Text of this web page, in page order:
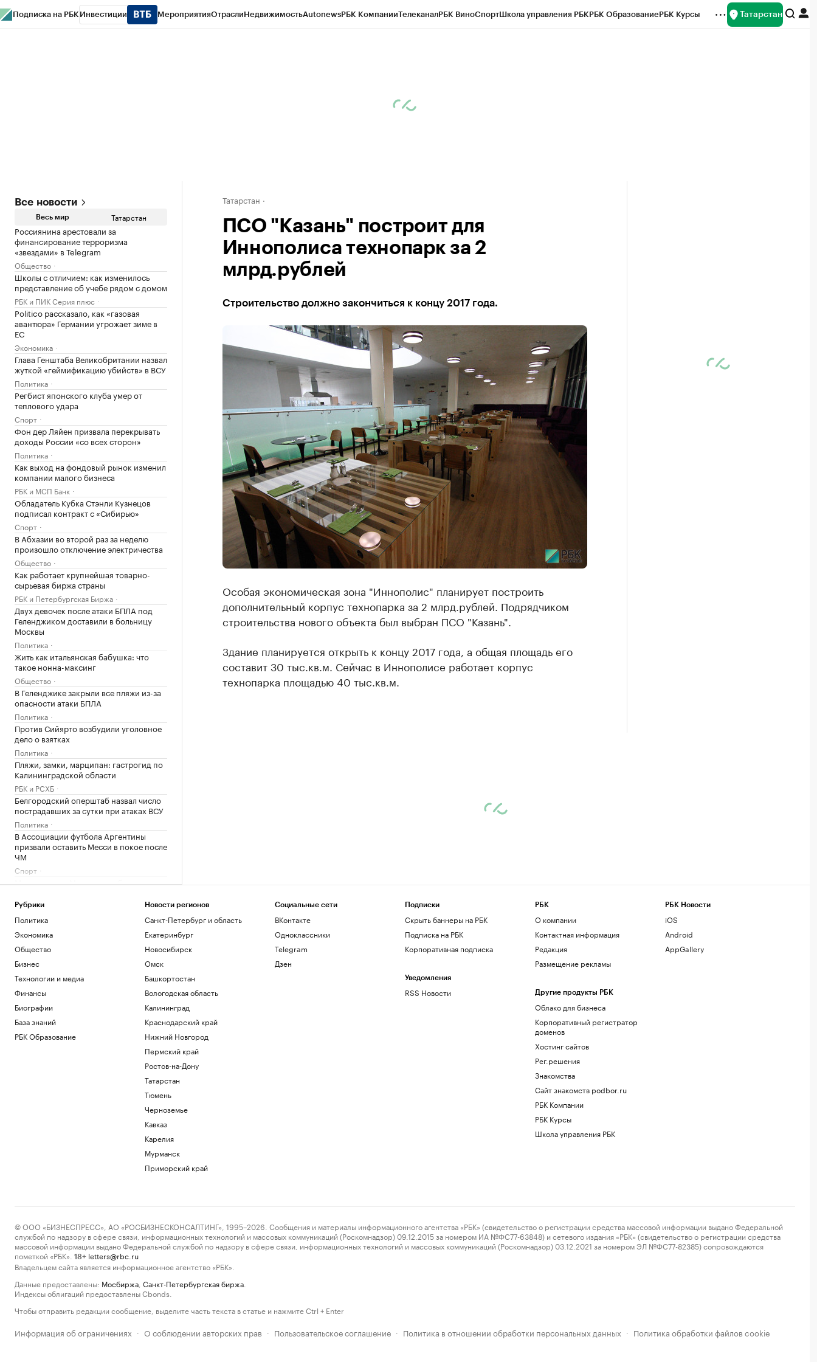
Подписка на РБК Инвестиции МероприятияОтраслиНедвижимостьAutonewsРБК КомпанииТелеканалРБК ВиноСпортШкола управления РБКРБК ОбразованиеРБК Курсы Татарстан
Все новости
Весь мир Татарстан
Россиянина арестовали за
финансирование терроризма
«звездами» в Telegram
Общество
Школы с отличием: как изменилось
представление об учебе рядом с домом
РБК и ПИК Серия плюс
Politico рассказало, как «газовая
авантюра» Германии угрожает зиме в
ЕС
Экономика
Глава Генштаба Великобритании назвал
жуткой «геймификацию убийств» в ВСУ
Политика
Регбист японского клуба умер от
теплового удара
Спорт
Фон дер Ляйен призвала перекрывать
доходы России «со всех сторон»
Политика
Как выход на фондовый рынок изменил
компании малого бизнеса
РБК и МСП Банк
Обладатель Кубка Стэнли Кузнецов
подписал контракт с «Сибирью»
Спорт
В Абхазии во второй раз за неделю
произошло отключение электричества
Общество
Как работает крупнейшая товарно-
сырьевая биржа страны
РБК и Петербургская Биржа
Двух девочек после атаки БПЛА под
Геленджиком доставили в больницу
Москвы
Политика
Жить как итальянская бабушка: что
такое нонна-максинг
Общество
В Геленджике закрыли все пляжи из-за
опасности атаки БПЛА
Политика
Против Сийярто возбудили уголовное
дело о взятках
Политика
Пляжи, замки, марципан: гастрогид по
Калининградской области
РБК и РСХБ
Белгородский оперштаб назвал число
пострадавших за сутки при атаках ВСУ
Политика
В Ассоциации футбола Аргентины
призвали оставить Месси в покое после
ЧМ
Спорт
Мяч, которым Марадона забил гол
Общество
В Красноярском крае начали поиски
Кан
Общество
Каким будет новый эпицентр деловой
активности на Ходынке
РБК и Stone
Татарстан
ПСО "Казань" построит для
Иннополиса технопарк за 2
млрд.рублей
Строительство должно закончиться к концу 2017 года.
Особая экономическая зона "Иннополис" планирует построить
дополнительный корпус технопарка за 2 млрд.рублей. Подрядчиком
строительства нового объекта был выбран ПСО "Казань".
Здание планируется открыть к концу 2017 года, а общая площадь его
составит 30 тыс.кв.м. Сейчас в Иннополисе работает корпус
технопарка площадью 40 тыс.кв.м.
Рубрики
Политика
Экономика
Общество
Бизнес
Технологии и медиа
Финансы
Биографии
База знаний
РБК Образование
Новости регионов
Санкт-Петербург и область
Екатеринбург
Новосибирск
Омск
Башкортостан
Вологодская область
Калининград
Краснодарский край
Нижний Новгород
Пермский край
Ростов-на-Дону
Татарстан
Тюмень
Черноземье
Кавказ
Карелия
Мурманск
Приморский край
Социальные сети
ВКонтакте
Одноклассники
Telegram
Дзен
Подписки
Скрыть баннеры на РБК
Подписка на РБК
Корпоративная подписка
Уведомления
RSS Новости
РБК
О компании
Контактная информация
Редакция
Размещение рекламы
Другие продукты РБК
Облако для бизнеса
Корпоративный регистратор
доменов
Хостинг сайтов
Рег.решения
Знакомства
Сайт знакомств podbor.ru
РБК Компании
РБК Курсы
Школа управления РБК
РБК Новости
iOS
Android
AppGallery
© ООО «БИЗНЕСПРЕСС», АО «РОСБИЗНЕСКОНСАЛТИНГ», 1995–2026. Сообщения и материалы информационного агентства «РБК» (свидетельство о регистрации средства массовой информации выдано Федеральной
службой по надзору в сфере связи, информационных технологий и массовых коммуникаций (Роскомнадзор) 09.12.2015 за номером ИА №ФС77-63848) и сетевого издания «РБК» (свидетельство о регистрации средства
массовой информации выдано Федеральной службой по надзору в сфере связи, информационных технологий и массовых коммуникаций (Роскомнадзор) 03.12.2021 за номером ЭЛ №ФС77-82385) сопровождаются
пометкой «РБК».
18+ letters@rbc.ru
Владельцем сайта является информационное агентство «РБК».
Данные предоставлены: Мосбиржа Санкт-Петербургская биржа
Индексы облигаций предоставлены Cbonds.
Чтобы отправить редакции сообщение, выделите часть текста в статье и нажмите Ctrl + Enter
Информация об ограничениях · О соблюдении авторских прав · Пользовательское соглашение · Политика в отношении обработки персональных данных · Политика обработки файлов cookie